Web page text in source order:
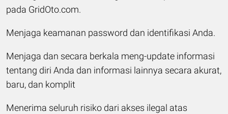
pada GridOto.com.
Menjaga keamanan password dan identifikasi Anda.
Menjaga dan secara berkala meng-update informasi
tentang diri Anda dan informasi lainnya secara akurat,
baru, dan komplit
Menerima seluruh risiko dari akses ilegal atas